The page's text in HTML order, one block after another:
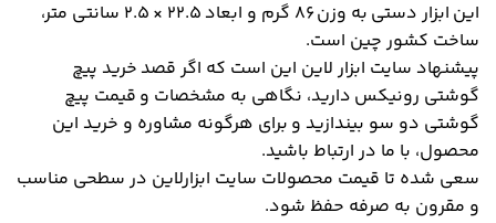
این ابزار دستی به وزن ۸۶ گرم و ابعاد ۲۲.۵ × ۲.۵ سانتی متر،
ساخت کشور چین است.
پیشنهاد سایت ابزار لاین این است که اگر قصد خرید پیچ
گوشتی رونیکس دارید، نگاهی به مشخصات و قیمت پیچ
گوشتی دو سو بیندازید و برای هرگونه مشاوره و خرید این
محصول، با ما در ارتباط باشید.
سعی شده تا قیمت محصولات سایت ابزارلاین در سطحی مناسب
و مقرون به صرفه حفظ شود.